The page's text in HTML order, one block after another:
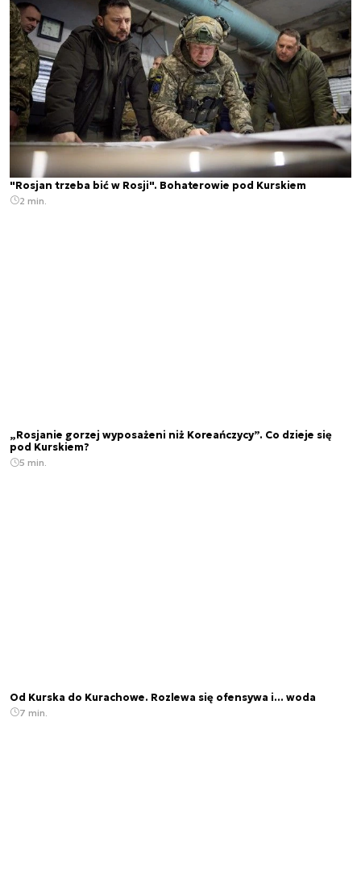
"Rosjan trzeba bić w Rosji". Bohaterowie pod Kurskiem
2 min.
„Rosjanie gorzej wyposażeni niż Koreańczycy”. Co dzieje się
pod Kurskiem?
5 min.
Od Kurska do Kurachowe. Rozlewa się ofensywa i... woda
7 min.